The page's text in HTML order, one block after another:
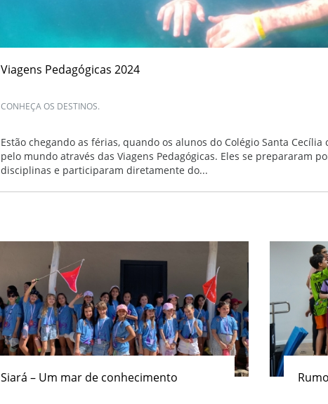
Viagens Pedagógicas 2024
CONHEÇA OS DESTINOS.
Estão chegando as férias, quando os alunos do Colégio Santa
pelo mundo através das Viagens Pedagógicas. Eles se prepararam
disciplinas e participaram diretamente do...
Siará – Um mar de conhecimento